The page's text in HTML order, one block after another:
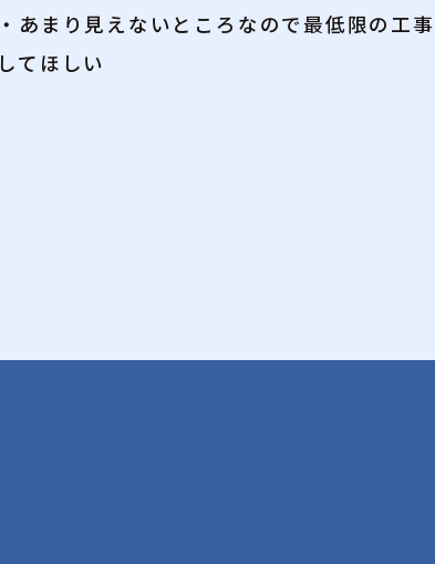
・あまり見えないところなので最低限の工
してほしい